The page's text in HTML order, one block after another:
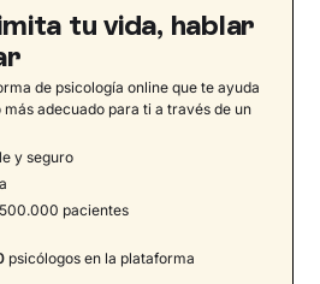
en la piel y percepción
con tripofobia
y factores de riesgo
y evolutivas sobre la
desencadenantes”
remedios
para afrontar la
tu vida, hablar
de psicología online que te ayuda
adecuado para ti a través de un
y seguro
pacientes
psicólogos en la plataforma